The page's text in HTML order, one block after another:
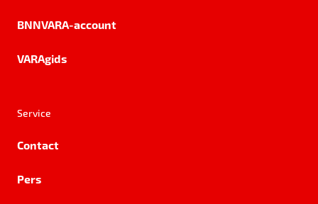
BNNVARA-account
VARAgids
Service
Contact
Pers